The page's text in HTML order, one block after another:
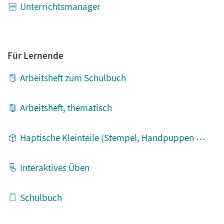
Unterrichtsmanager
Für Lernende
Arbeitsheft zum Schulbuch
Arbeitsheft, thematisch
Haptische Kleinteile (Stempel, Handpuppen etc.)
Interaktives Üben
Schulbuch